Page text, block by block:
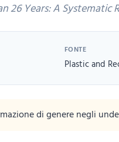
Years: A Systematic
FONTE
Plastic and
di genere negli